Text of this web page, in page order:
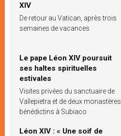
XIV
De retour au Vatican, après trois
semaines de vacances
Le pape Léon XIV poursuit
ses haltes spirituelles
estivales
Visites privées du sanctuaire de
Vallepietra et de deux monastères
bénédictins à Subiaco
Léon XIV : « Une soif de